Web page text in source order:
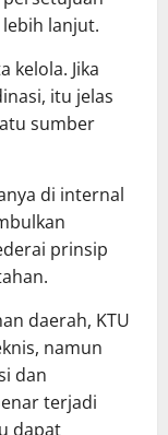
lanjut.
kelola. Jika
itu jelas
sumber
di internal
prinsip
daerah, KTU
namun
dan
terjadi
dapat